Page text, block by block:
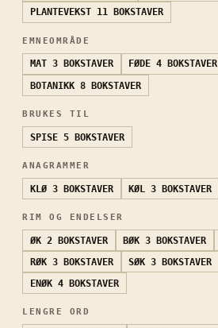
PLANTEVEKST 11 BOKSTAVER
EMNEOMRÅDE
MAT 3 BOKSTAVER FØDE 4 BOKSTAVER
BOTANIKK 8 BOKSTAVER
BRUKES TIL
SPISE 5 BOKSTAVER
ANAGRAMMER
KLØ 3 BOKSTAVER KØL 3 BOKSTAVER
RIM OG ENDELSER
ØK 2 BOKSTAVER BØK 3 BOKSTAVER
RØK 3 BOKSTAVER SØK 3 BOKSTAVER
ENØK 4 BOKSTAVER
LENGRE ORD